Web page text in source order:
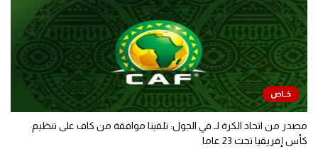
مصدر من اتحاد الكرة لـ في الجول: تلقينا موافقة من كاف على تنظيم
كأس إفريقيا تحت 23 عاما